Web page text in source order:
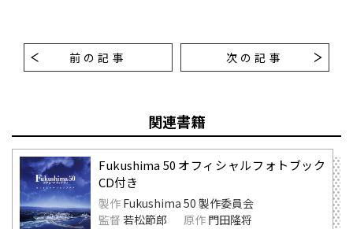
前の記事 次の記事
関連書籍
Fukushima 50 オフィシャルフォトブック
CD付き
製作 Fukushima 50 製作委員会
監督 若松節郎 原作 門田隆将